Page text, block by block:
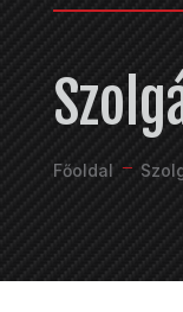
Főoldal K